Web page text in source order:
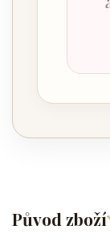
Původ zboží